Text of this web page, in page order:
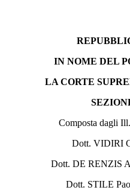
IN NOME DEL
LA CORTE
Composta dagli
Dott. VIDIRI
Dott. DE RENZIS
Dott. STILE